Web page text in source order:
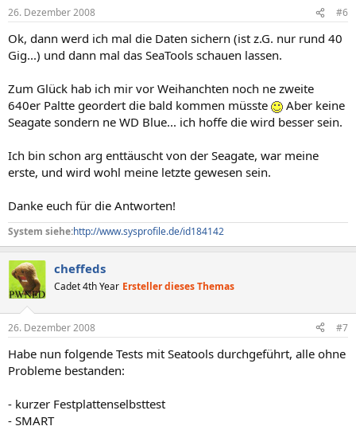
26. Dezember 2008 #6
Ok, dann werd ich mal die Daten sichern (ist z.G. nur rund 40
Gig...) und dann mal das SeaTools schauen lassen.
Zum Glück hab ich mir vor Weihanchten noch ne zweite
640er Paltte geordert die bald kommen müsste
Aber keine
Seagate sondern ne WD Blue... ich hoffe die wird besser sein.
Ich bin schon arg enttäuscht von der Seagate, war meine
erste, und wird wohl meine letzte gewesen sein.
Danke euch für die Antworten!
System siehe:http://www.sysprofile.de/id184142
cheffeds
Cadet 4th Year Ersteller dieses Themas
26. Dezember 2008 #7
Habe nun folgende Tests mit Seatools durchgeführt, alle ohne
Probleme bestanden:
- kurzer Festplattenselbsttest
- SMART